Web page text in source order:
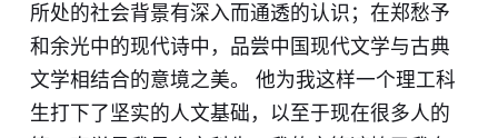
所处的社会背景有深入而通透的认识；在郑愁予
和余光中的现代诗中，品尝中国现代文学与古典
文学相结合的意境之美。 他为我这样一个理工科
生打下了坚实的人文基础，以至于现在很多人的